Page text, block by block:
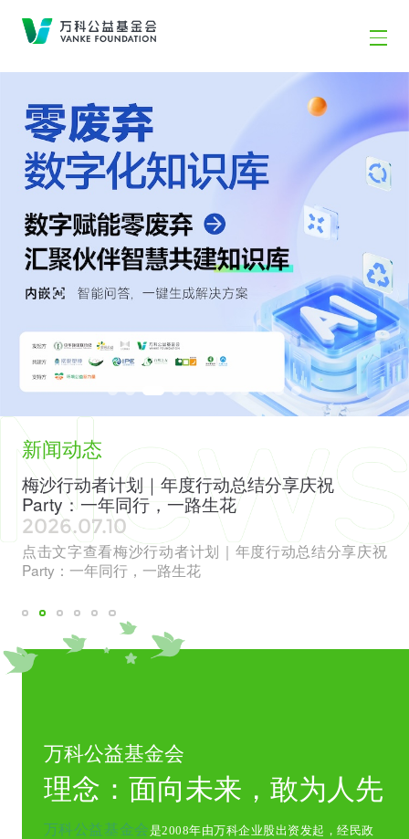
新闻动态
梅沙行动者计划｜年度行动总结分享庆祝
Party：一年同行，一路生花
2026.07.10
点击文字查看梅沙行动者计划｜年度行动总结分享庆祝
Party：一年同行，一路生花
点
万科公益基金会
理念：面向未来，敢为人先
万科公益基金会是2008年由万科企业股出资发起，经民政